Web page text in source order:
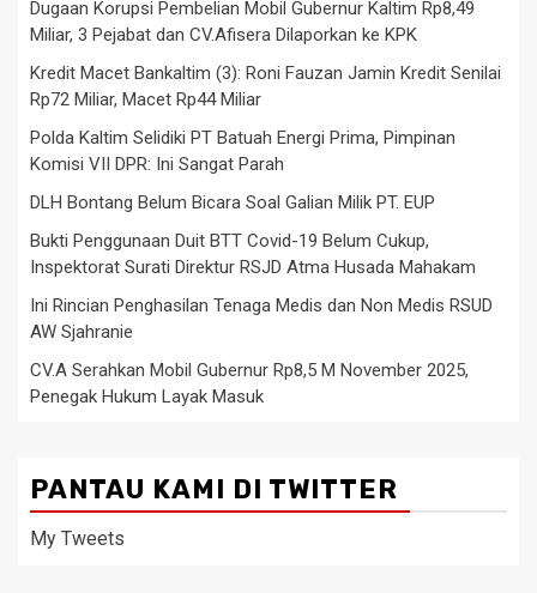
Dugaan Korupsi Pembelian Mobil Gubernur Kaltim Rp8,49
Miliar, 3 Pejabat dan CV.Afisera Dilaporkan ke KPK
Kredit Macet Bankaltim (3): Roni Fauzan Jamin Kredit Senilai
Rp72 Miliar, Macet Rp44 Miliar
Polda Kaltim Selidiki PT Batuah Energi Prima, Pimpinan
Komisi VII DPR: Ini Sangat Parah
DLH Bontang Belum Bicara Soal Galian Milik PT. EUP
Bukti Penggunaan Duit BTT Covid-19 Belum Cukup,
Inspektorat Surati Direktur RSJD Atma Husada Mahakam
Ini Rincian Penghasilan Tenaga Medis dan Non Medis RSUD
AW Sjahranie
CV.A Serahkan Mobil Gubernur Rp8,5 M November 2025,
Penegak Hukum Layak Masuk
PANTAU KAMI DI TWITTER
My Tweets